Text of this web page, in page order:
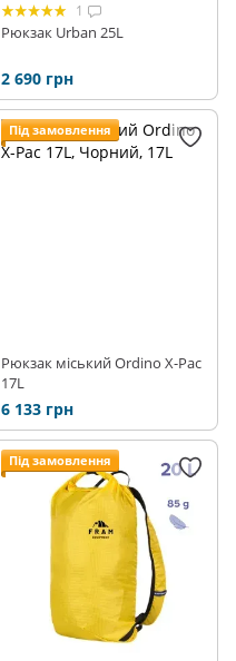
1
Рюкзак Urban 25L
2 690 грн
Під замовлення
Рюкзак міський Ordino X-Pac
17L
6 133 грн
Під замовлення